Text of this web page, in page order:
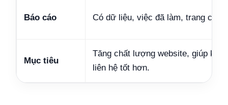
Báo cáo Có dữ liệu, việc đã làm, trang cần
Mục tiêu
Tăng chất lượng website, giúp
liên hệ tốt hơn.